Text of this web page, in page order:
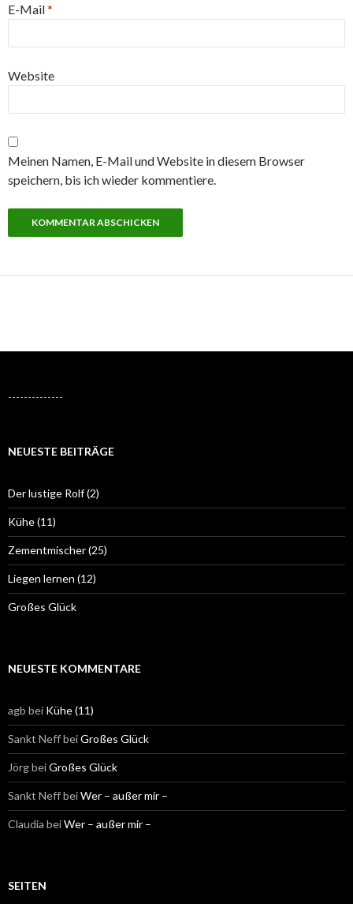
E-Mail*
Website
Meinen Namen, E-Mail und Website in diesem Browser
speichern, bis ich wieder kommentiere.
--------------
NEUESTE BEITRÄGE
Der lustige Rolf (2)
Kühe (11)
Zementmischer (25)
Liegen lernen (12)
Großes Glück
NEUESTE KOMMENTARE
agb bei Kühe (11)
Sankt NeffbeiGroßes Glück
JörgbeiGroßes Glück
Sankt NeffbeiWer – außer mir –
Claudia beiWer – außer mir –
SEITEN